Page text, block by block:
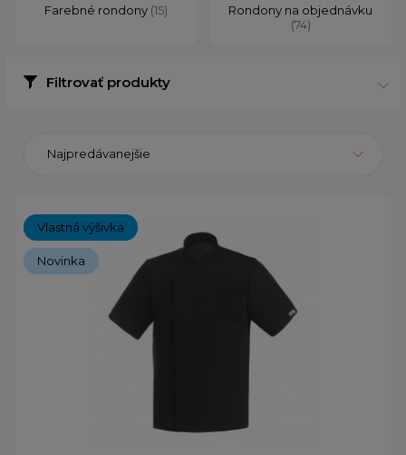
Farebné rondony (15)
Rondony na objednávku
(74)
Filtrovať produkty
Najpredávanejšie
Vlastná výšivka
Novinka